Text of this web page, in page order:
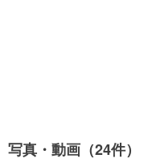
写真・動画（24件）